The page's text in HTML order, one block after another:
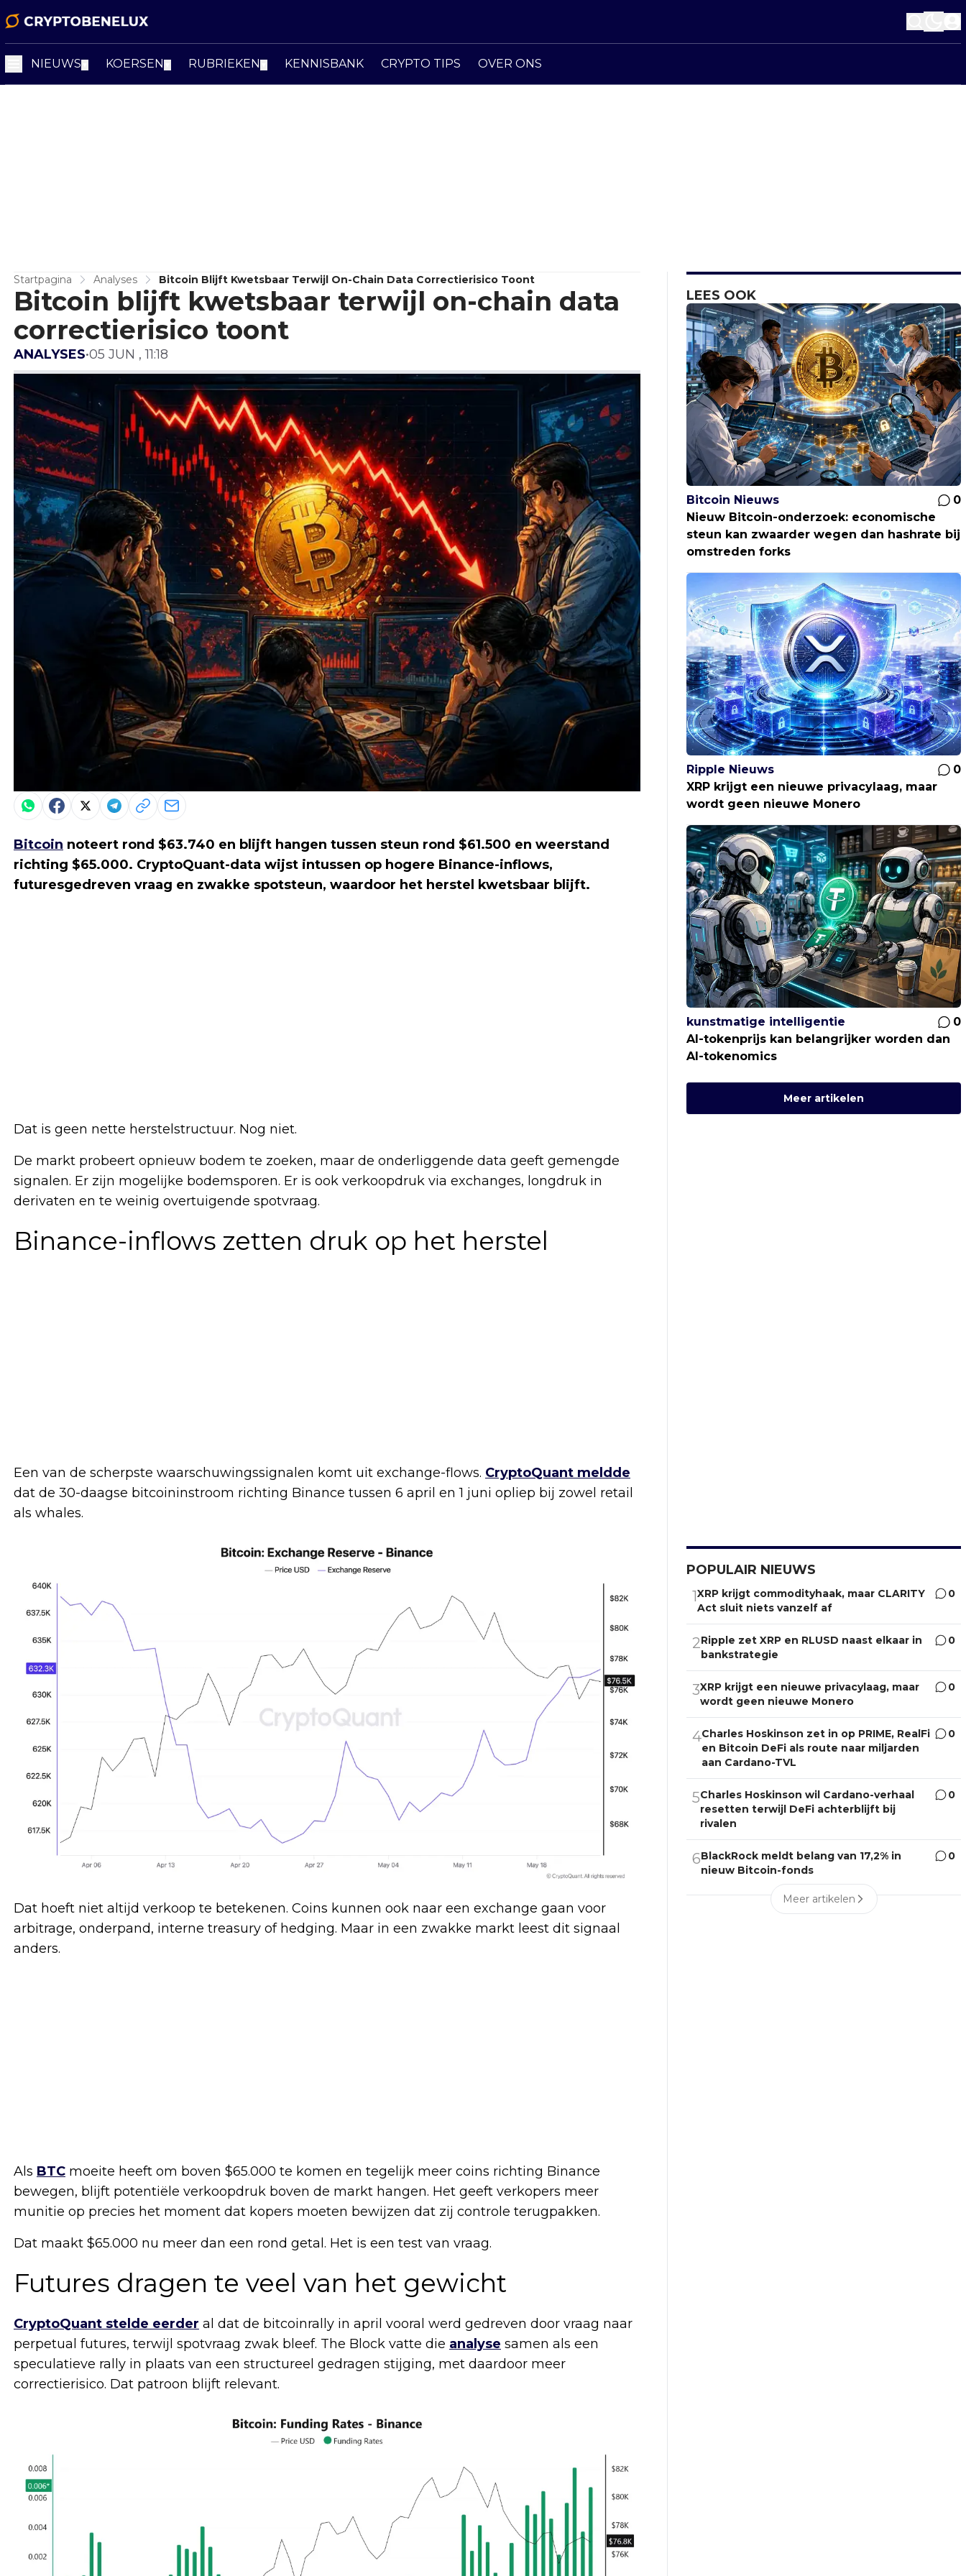
NIEUWS KOERSEN RUBRIEKEN KENNISBANK CRYPTO TIPS OVER ONS
Startpagina Analyses Bitcoin Blijft Kwetsbaar Terwijl On-Chain Data Correctierisico Toont
Bitcoin blijft kwetsbaar terwijl on-chain data
correctierisico toont
ANALYSES•05 JUN , 11:18
Bitcoin noteert rond $63.740 en blijft hangen tussen steun rond $61.500 en weerstand
richting $65.000. CryptoQuant-data wijst intussen op hogere Binance-inflows,
futuresgedreven vraag en zwakke spotsteun, waardoor het herstel kwetsbaar blijft.
Dat is geen nette herstelstructuur. Nog niet.
De markt probeert opnieuw bodem te zoeken, maar de onderliggende data geeft gemengde
signalen. Er zijn mogelijke bodemsporen. Er is ook verkoopdruk via exchanges, longdruk in
derivaten en te weinig overtuigende spotvraag.
Binance-inflows zetten druk op het herstel
Een van de scherpste waarschuwingssignalen komt uit exchange-flows. CryptoQuant meldde
dat de 30-daagse bitcoininstroom richting Binance tussen 6 april en 1 juni opliep bij zowel retail
als whales.
Dat hoeft niet altijd verkoop te betekenen. Coins kunnen ook naar een exchange gaan voor
arbitrage, onderpand, interne treasury of hedging. Maar in een zwakke markt leest dit signaal
anders.
Als BTC moeite heeft om boven $65.000 te komen en tegelijk meer coins richting Binance
bewegen, blijft potentiële verkoopdruk boven de markt hangen. Het geeft verkopers meer
munitie op precies het moment dat kopers moeten bewijzen dat zij controle terugpakken.
Dat maakt $65.000 nu meer dan een rond getal. Het is een test van vraag.
Futures dragen te veel van het gewicht
CryptoQuant stelde eerder al dat de bitcoinrally in april vooral werd gedreven door vraag naar
perpetual futures, terwijl spotvraag zwak bleef. The Block vatte die analyse samen als een
speculatieve rally in plaats van een structureel gedragen stijging, met daardoor meer
correctierisico. Dat patroon blijft relevant.
LEES OOK
Bitcoin Nieuws
0
Nieuw Bitcoin-onderzoek: economische
steun kan zwaarder wegen dan hashrate bij
omstreden forks
Ripple Nieuws
0
XRP krijgt een nieuwe privacylaag, maar
wordt geen nieuwe Monero
kunstmatige intelligentie
0
AI-tokenprijs kan belangrijker worden dan
AI-tokenomics
Meer artikelen
POPULAIR NIEUWS
1XRP krijgt commodityhaak, maar CLARITY
Act sluit niets vanzelf af
0
2Ripple zet XRP en RLUSD naast elkaar in
bankstrategie
0
3XRP krijgt een nieuwe privacylaag, maar
wordt geen nieuwe Monero
0
4Charles Hoskinson zet in op PRIME, RealFi
en Bitcoin DeFi als route naar miljarden
aan Cardano-TVL
0
5Charles Hoskinson wil Cardano-verhaal
resetten terwijl DeFi achterblijft bij
rivalen
0
6BlackRock meldt belang van 17,2% in
nieuw Bitcoin-fonds
0
Meer artikelen